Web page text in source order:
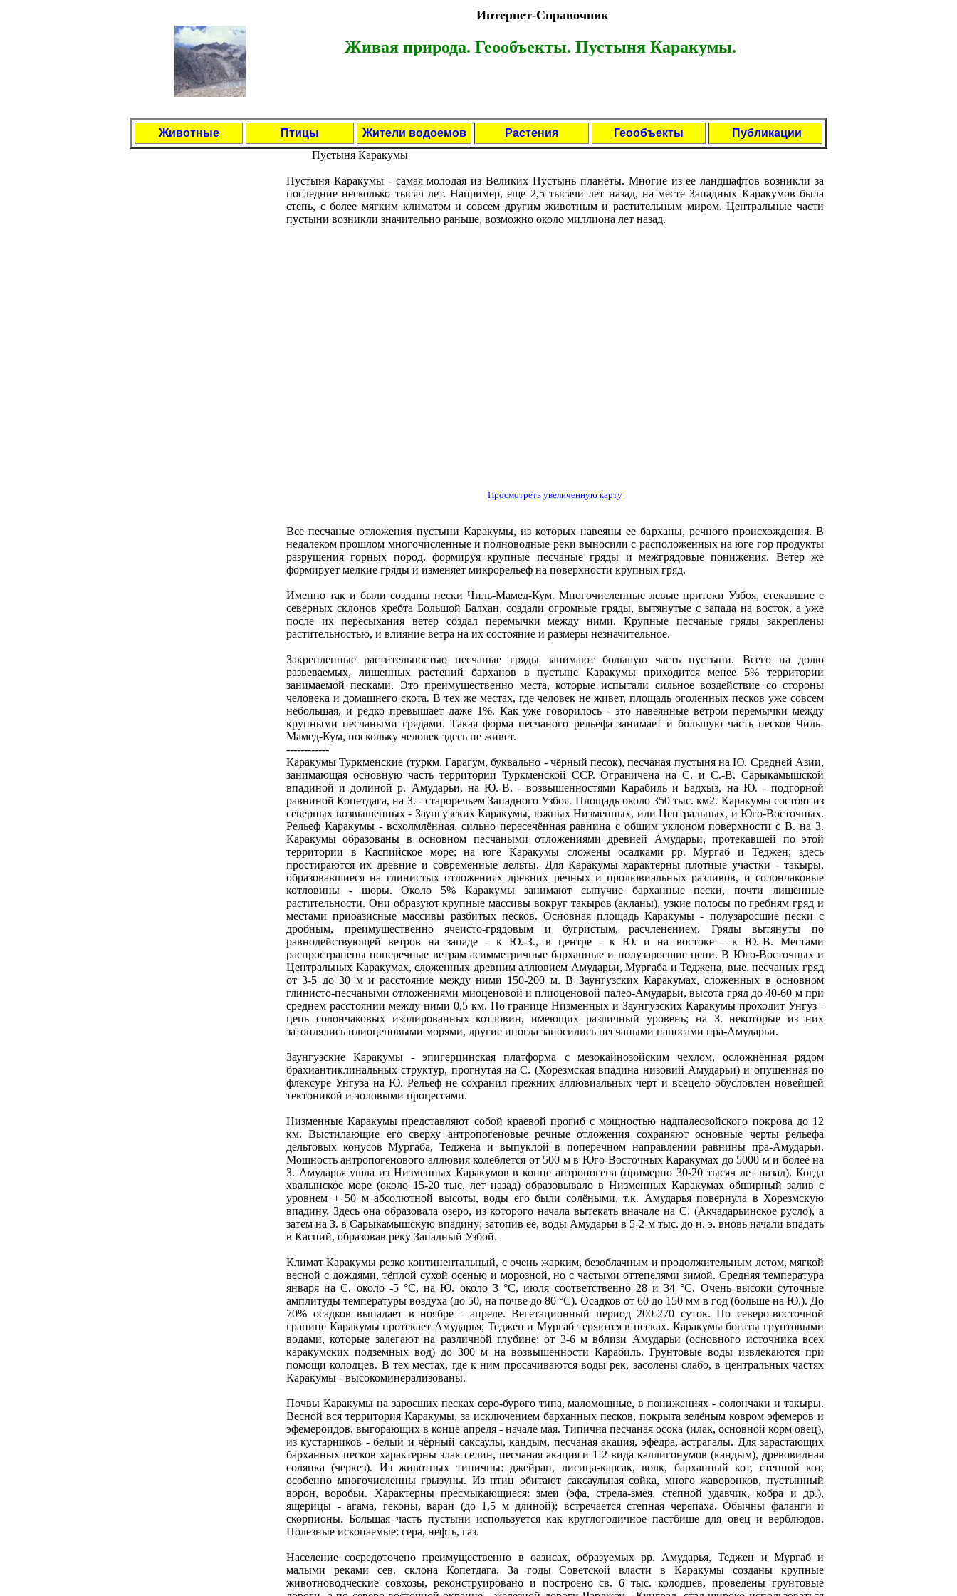
Интернет-Справочник
Живая природа. Геообъекты. Пустыня Каракумы.
Животные Птицы Жители водоемов Растения Геообъекты
Публикации
Пустыня Каракумы
Пустыня Каракумы - самая молодая из Великих Пустынь планеты. Многие из ее ландшафтов возникли за
последние несколько тысяч лет. Например, еще 2,5 тысячи лет назад, на месте Западных Каракумов была
степь, с более мягким климатом и совсем другим животным и растительным миром. Центральные части
пустыни возникли значительно раньше, возможно около миллиона лет назад.
Просмотреть увеличенную карту
Все песчаные отложения пустыни Каракумы, из которых навеяны ее барханы, речного происхождения. В
недалеком прошлом многочисленные и полноводные реки выносили с расположенных на юге гор продукты
разрушения горных пород, формируя крупные песчаные гряды и межгрядовые понижения. Ветер же
формирует мелкие гряды и изменяет микрорельеф на поверхности крупных гряд.
Именно так и были созданы пески Чиль-Мамед-Кум. Многочисленные левые притоки Узбоя, стекавшие с
северных склонов хребта Большой Балхан, создали огромные гряды, вытянутые с запада на восток, а уже
после их пересыхания ветер создал перемычки между ними. Крупные песчаные гряды закреплены
растительностью, и влияние ветра на их состояние и размеры незначительное.
Закрепленные растительностью песчаные гряды занимают большую часть пустыни. Всего на долю
развеваемых, лишенных растений барханов в пустыне Каракумы приходится менее 5% территории
занимаемой песками. Это преимущественно места, которые испытали сильное воздействие со стороны
человека и домашнего скота. В тех же местах, где человек не живет, площадь оголенных песков уже совсем
небольшая, и редко превышает даже 1%. Как уже говорилось - это навеянные ветром перемычки между
крупными песчаными грядами. Такая форма песчаного рельефа занимает и большую часть песков Чиль-
Мамед-Кум, поскольку человек здесь не живет.
------------
Каракумы Туркменские (туркм. Гарагум, буквально - чёрный песок), песчаная пустыня на Ю. Средней Азии,
занимающая основную часть территории Туркменской ССР. Ограничена на С. и С.-В. Сарыкамышской
впадиной и долиной р. Амударьи, на Ю.-В. - возвышенностями Карабиль и Бадхыз, на Ю. - подгорной
равниной Копетдага, на З. - староречьем Западного Узбоя. Площадь около 350 тыс. км2. Каракумы состоят из
северных возвышенных - Заунгузских Каракумы, южных Низменных, или Центральных, и Юго-Восточных.
Рельеф Каракумы - всхолмлённая, сильно пересечённая равнина с общим уклоном поверхности с В. на З.
Каракумы образованы в основном песчаными отложениями древней Амударьи, протекавшей по этой
территории в Каспийское море; на юге Каракумы сложены осадками рр. Мургаб и Теджен; здесь
простираются их древние и современные дельты. Для Каракумы характерны плотные участки - такыры,
образовавшиеся на глинистых отложениях древних речных и пролювиальных разливов, и солончаковые
котловины - шоры. Около 5% Каракумы занимают сыпучие барханные пески, почти лишённые
растительности. Они образуют крупные массивы вокруг такыров (акланы), узкие полосы по гребням гряд и
местами приоазисные массивы разбитых песков. Основная площадь Каракумы - полузаросшие пески с
дробным, преимущественно ячеисто-грядовым и бугристым, расчленением. Гряды вытянуты по
равнодействующей ветров на западе - к Ю.-З., в центре - к Ю. и на востоке - к Ю.-В. Местами
распространены поперечные ветрам асимметричные барханные и полузаросшие цепи. В Юго-Восточных и
Центральных Каракумах, сложенных древним аллювием Амударьи, Мургаба и Теджена, вые. песчаных гряд
от 3-5 до 30 м и расстояние между ними 150-200 м. В Заунгузских Каракумах, сложенных в основном
глинисто-песчаными отложениями миоценовой и плиоценовой палео-Амударьи, высота гряд до 40-60 м при
среднем расстоянии между ними 0,5 км. По границе Низменных и Заунгузских Каракумы проходит Унгуз -
цепь солончаковых изолированных котловин, имеющих различный уровень; на З. некоторые из них
затоплялись плиоценовыми морями, другие иногда заносились песчаными наносами пра-Амударьи.
Заунгузские Каракумы - эпигерцинская платформа с мезокайнозойским чехлом, осложнённая рядом
брахиантиклинальных структур, прогнутая на С. (Хорезмская впадина низовий Амударьи) и опущенная по
флексуре Унгуза на Ю. Рельеф не сохранил прежних аллювиальных черт и всецело обусловлен новейшей
тектоникой и эоловыми процессами.
Низменные Каракумы представляют собой краевой прогиб с мощностью надпалеозойского покрова до 12
км. Выстилающие его сверху антропогеновые речные отложения сохраняют основные черты рельефа
дельтовых конусов Мургаба, Теджена и выпуклой в поперечном направлении равнины пра-Амударьи.
Мощность антропогенового аллювия колеблется от 500 м в Юго-Восточных Каракумах до 5000 м и более на
З. Амударья ушла из Низменных Каракумов в конце антропогена (примерно 30-20 тысяч лет назад). Когда
хвалынское море (около 15-20 тыс. лет назад) образовывало в Низменных Каракумах обширный залив с
уровнем + 50 м абсолютной высоты, воды его были солёными, т.к. Амударья повернула в Хорезмскую
впадину. Здесь она образовала озеро, из которого начала вытекать вначале на С. (Акчадарьинское русло), а
затем на З. в Сарыкамышскую впадину; затопив её, воды Амударьи в 5-2-м тыс. до н. э. вновь начали впадать
в Каспий, образовав реку Западный Узбой.
Климат Каракумы резко континентальный, с очень жарким, безоблачным и продолжительным летом, мягкой
весной с дождями, тёплой сухой осенью и морозной, но с частыми оттепелями зимой. Средняя температура
января на С. около -5 °С, на Ю. около 3 °С, июля соответственно 28 и 34 °С. Очень высоки суточные
амплитуды температуры воздуха (до 50, на почве до 80 °С). Осадков от 60 до 150 мм в год (больше на Ю.). До
70% осадков выпадает в ноябре - апреле. Вегетационный период 200-270 суток. По северо-восточной
границе Каракумы протекает Амударья; Теджен и Мургаб теряются в песках. Каракумы богаты грунтовыми
водами, которые залегают на различной глубине: от 3-6 м вблизи Амударьи (основного источника всех
каракумских подземных вод) до 300 м на возвышенности Карабиль. Грунтовые воды извлекаются при
помощи колодцев. В тех местах, где к ним просачиваются воды рек, засолены слабо, в центральных частях
Каракумы - высокоминерализованы.
Почвы Каракумы на заросших песках серо-бурого типа, маломощные, в понижениях - солончаки и такыры.
Весной вся территория Каракумы, за исключением барханных песков, покрыта зелёным ковром эфемеров и
эфемероидов, выгорающих в конце апреля - начале мая. Типична песчаная осока (илак, основной корм овец),
из кустарников - белый и чёрный саксаулы, кандым, песчаная акация, эфедра, астрагалы. Для зарастающих
барханных песков характерны злак селин, песчаная акация и 1-2 вида каллигонумов (кандым), древовидная
солянка (черкез). Из животных типичны: джейран, лисица-карсак, волк, барханный кот, степной кот,
особенно многочисленны грызуны. Из птиц обитают саксаульная сойка, много жаворонков, пустынный
ворон, воробьи. Характерны пресмыкающиеся: змеи (эфа, стрела-змея, степной удавчик, кобра и др.),
ящерицы - агама, геконы, варан (до 1,5 м длиной); встречается степная черепаха. Обычны фаланги и
скорпионы. Большая часть пустыни используется как круглогодичное пастбище для овец и верблюдов.
Полезные ископаемые: сера, нефть, газ.
Население сосредоточено преимущественно в оазисах, образуемых рр. Амударья, Теджен и Мургаб и
малыми реками сев. склона Копетдага. За годы Советской власти в Каракумы созданы крупные
животноводческие совхозы, реконструировано и построено св. 6 тыс. колодцев, проведены грунтовые